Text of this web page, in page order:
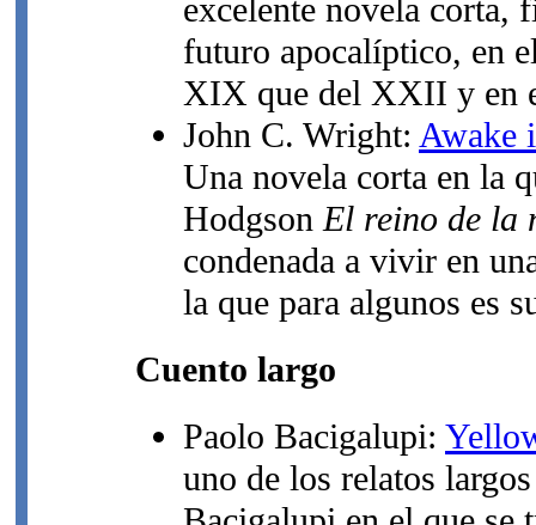
excelente novela corta,
futuro apocalíptico, en
XIX que del XXII y en
John C. Wright: Awake
Una novela corta en la
Hodgson El reino de la
condenada a vivir en
la que para algunos es
Cuento largo
Paolo Bacigalupi:
uno de los relatos